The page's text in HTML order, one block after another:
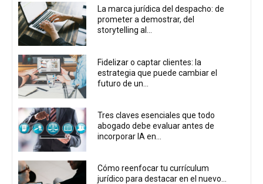
La marca jurídica del despacho: de
prometer a demostrar, del
storytelling al...
Fidelizar o captar clientes: la
estrategia que puede cambiar el
futuro de un...
Tres claves esenciales que todo
abogado debe evaluar antes de
incorporar IA en...
Cómo reenfocar tu currículum
jurídico para destacar en el nuevo...